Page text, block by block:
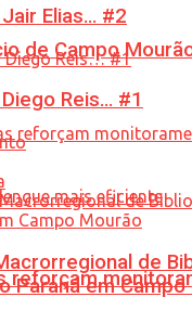
de Campo
reforçam
Elias… #2
Reis… #1
de
Paraná em